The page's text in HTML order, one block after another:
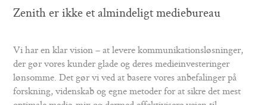
Zenith er ikke et almindeligt mediebureau
Vi har en klar vision – at levere kommunikationsløsninger,
der gør vores kunder glade og deres medieinvesteringer
lønsomme. Det gør vi ved at basere vores anbefalinger på
forskning, videnskab og egne metoder for at sikre det mest